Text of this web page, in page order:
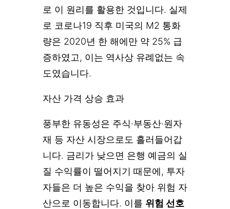
로 이 원리를 활용한 것입니다. 실제
로 코로나19 직후 미국의 M2 통화
량은 2020년 한 해에만 약 25% 급
증하였고, 이는 역사상 유례없는 속
도였습니다.
자산 가격 상승 효과
풍부한 유동성은 주식·부동산·원자
재 등 자산 시장으로도 흘러들어갑
니다. 금리가 낮으면 은행 예금의 실
질 수익률이 떨어지기 때문에, 투자
자들은 더 높은 수익을 찾아 위험 자
산으로 이동합니다. 이를 위험 선호